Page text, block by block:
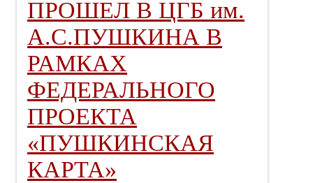
ПРОШЕЛ В ЦГБ им.
А.С.ПУШКИНА В
РАМКАХ
ФЕДЕРАЛЬНОГО
ПРОЕКТА
«ПУШКИНСКАЯ
КАРТА»